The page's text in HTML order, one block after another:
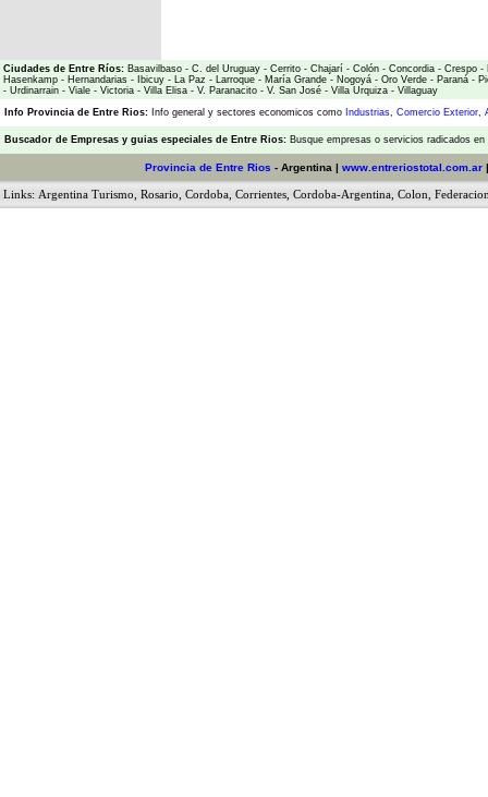
Ciudades de Entre Ríos: Basavilbaso - C. del Uruguay - Cerrito - Chajarí - Colón - Concordia - Crespo -
Hasenkamp - Hernandarias - Ibicuy - La Paz - Larroque - María Grande - Nogoyá - Oro Verde - Paraná -
- Urdinarrain - Viale - Victoria - Villa Elisa - V. Paranacito - V. San José - Villa Urquiza - Villaguay
Info Provincia de Entre Rios: Info general y sectores economicos como Industrias, Comercio Exterior,
Buscador de Empresas y guias especiales de Entre Rios: Busque empresas o servicios radicados
Provincia de Entre Rios - Argentina | www.entreriostotal.com.ar
Links: Argentina Turismo Rosario Cordoba Corrientes Cordoba-Argentina Colon